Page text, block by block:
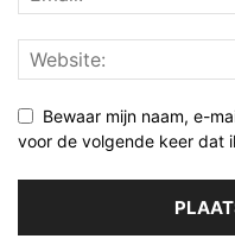
Bewaar mijn naam, e-
voor de volgende keer dat